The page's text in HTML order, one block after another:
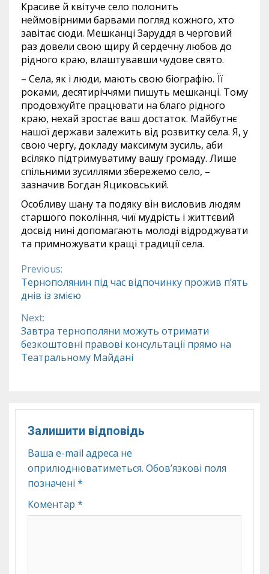
Красиве й квітуче село полонить
неймовірними барвами погляд кожного, хто
завітає сюди. Мешканці Заруддя в черговий
раз довели свою щиру й сердечну любов до
рідного краю, влаштувавши чудове свято.
– Села, як і люди, мають свою біографію. Її
роками, десятиріччями пишуть мешканці. Тому
продовжуйте працювати на благо рідного
краю, нехай зростає ваш достаток. Майбутнє
нашої держави залежить від розвитку села. Я, у
свою чергу, докладу максимум зусиль, аби
всіляко підтримуватиму вашу громаду. Лише
спільними зусиллями збережемо село, –
зазначив Богдан Яциковський.
Особливу шану та подяку він висловив людям
старшого покоління, чиї мудрість і життєвий
досвід нині допомагають молоді відроджувати
та примножувати кращі традиції села.
Continue
Reading
Previous:
Тернополянин під час відпочинку прожив п’ять
днів із змією
Next:
Завтра тернополяни можуть отримати
безкоштовні правові консультації прямо на
Театральному Майдані
Залишити відповідь
Ваша e-mail адреса не
оприлюднюватиметься. Обов’язкові поля
позначені *
Коментар *